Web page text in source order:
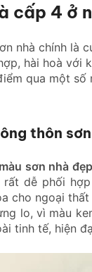
cấp 4 ở
nhà chính là
hài hoà với
qua một
thôn
sơn nhà
dễ phối
cho ngoại
lo, vì màu
tinh tế, hiện